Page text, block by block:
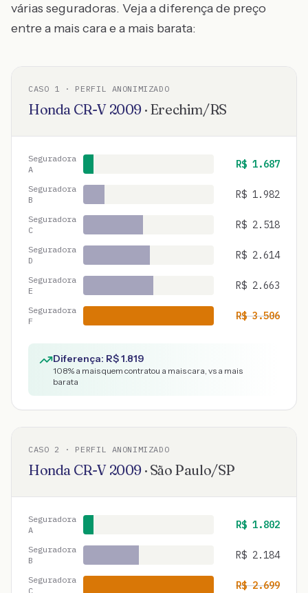
várias seguradoras. Veja a diferença de preço
entre a mais cara e a mais barata:
CASO 1 · PERFIL ANONIMIZADO
Honda CR-V 2009 · Erechim/RS
Seguradora
A
R$ 1.687
Seguradora
B
R$ 1.982
Seguradora
C
R$ 2.518
Seguradora
D
R$ 2.614
Seguradora
E
R$ 2.663
Seguradora
F
R$3.506
Diferença: R$1.819
108% a mais quem contratou a mais cara, vs a mais
barata
CASO 2 · PERFIL ANONIMIZADO
Honda CR-V 2009 · São Paulo/SP
Seguradora
A
R$ 1.802
Seguradora
B
R$ 2.184
Seguradora
C
R$2.699